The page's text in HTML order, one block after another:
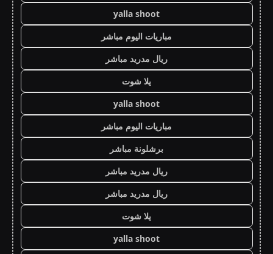
yalla shoot
مباريات اليوم مباشر
ريال مدريد مباشر
يلا شوت
yalla shoot
مباريات اليوم مباشر
برشلونة مباشر
ريال مدريد مباشر
ريال مدريد مباشر
يلا شوت
yalla shoot